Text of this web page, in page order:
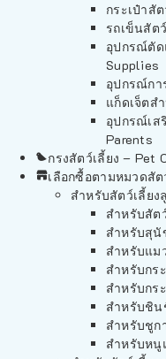
กระเป๋าสั
รถเข็นสัต
อุปกรณ์ตัด
Supplies
อุปกรณ์กา
แก็ดเจ็ตส
อุปกรณ์เส
Parents
กรงสัตว์เลี้ยง – Pet
เลือกซื้อตามหมวดสัต
สำหรับสัตว์เลี้ยง
สำหรับสัต
สำหรับสุนั
สำหรับแม
สำหรับกร
สำหรับกร
สำหรับชิน
สำหรับชูก
สำหรับหนู